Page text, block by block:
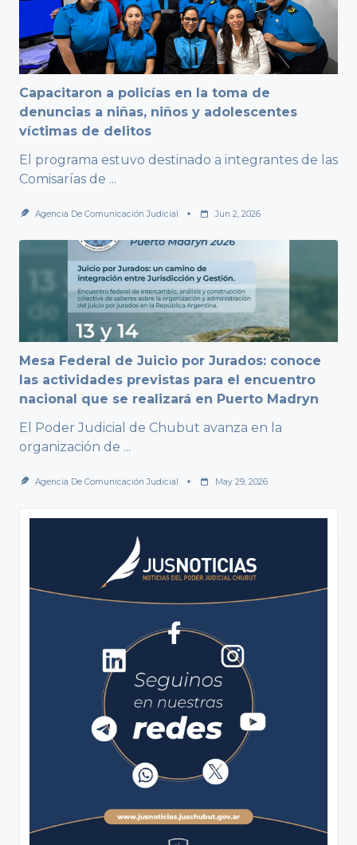
Capacitaron a policías en la toma de
denuncias a niñas, niños y adolescentes
víctimas de delitos
El programa estuvo destinado a integrantes de las
Comisarías de ...
Agencia De Comunicación Judicial Jun 2, 2026
Mesa Federal de Juicio por Jurados: conoce
las actividades previstas para el encuentro
nacional que se realizará en Puerto Madryn
El Poder Judicial de Chubut avanza en la
organización de ...
Agencia De Comunicación Judicial May 29, 2026